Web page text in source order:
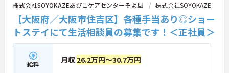
株式会社SOYOKAZEあびこケアセンターそよ風 株式会社SOYOKAZE
【大阪府／大阪市住吉区】各種手当あり◎ショー
トステイにて生活相談員の募集です！＜正社員＞
給料 月収 26.2万円～30.7万円